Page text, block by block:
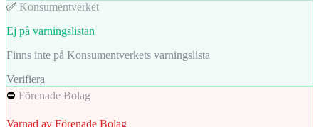
✅ Konsumentverket
Ej på varningslistan
Finns inte på Konsumentverkets varningslista
Verifiera
⛔ Förenade Bolag
Varnad av Förenade Bolag